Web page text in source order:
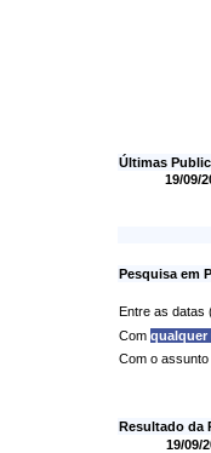
Últimas
19/09/
Pesquisa em
Entre as datas
Com qualquer
Com o assunto
Resultado da
19/09/